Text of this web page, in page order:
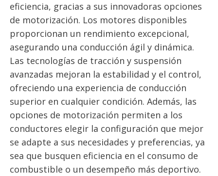
eficiencia, gracias a sus innovadoras opciones
de motorización. Los motores disponibles
proporcionan un rendimiento excepcional,
asegurando una conducción ágil y dinámica.
Las tecnologías de tracción y suspensión
avanzadas mejoran la estabilidad y el control,
ofreciendo una experiencia de conducción
superior en cualquier condición. Además, las
opciones de motorización permiten a los
conductores elegir la configuración que mejor
se adapte a sus necesidades y preferencias, ya
sea que busquen eficiencia en el consumo de
combustible o un desempeño más deportivo.